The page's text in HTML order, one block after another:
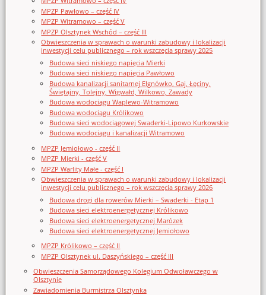
MPZP Pawłowo – część IV
MPZP Witramowo – część V
MPZP Olsztynek Wschód – część III
Obwieszczenia w sprawach o warunki zabudowy i lokalizacji
inwestycji celu publicznego – rok wszczęcia sprawy 2025
Budowa sieci niskiego napięcia Mierki
Budowa sieci niskiego napięcia Pawłowo
Budowa kanalizacji sanitarnej Elgnówko, Gaj, Łęciny,
Świętajny, Tolejny, Wigwałd, Wilkowo, Zawady
Budowa wodociągu Waplewo-Witramowo
Budowa wodociągu Królikowo
Budowa sieci wodociągowej Swaderki-Lipowo Kurkowskie
Budowa wodociągu i kanalizacji Witramowo
MPZP Jemiołowo - część II
MPZP Mierki - część V
MPZP Warlity Małe - część I
Obwieszczenia w sprawach o warunki zabudowy i lokalizacji
inwestycji celu publicznego – rok wszczęcia sprawy 2026
Budowa drogi dla rowerów Mierki – Swaderki - Etap 1
Budowa sieci elektroenergetycznej Królikowo
Budowa sieci elektroenergetycznej Marózek
Budowa sieci elektroenergetycznej Jemiołowo
MPZP Królikowo – część II
MPZP Olsztynek ul. Daszyńskiego – część III
Obwieszczenia Samorządowego Kolegium Odwoławczego w
Olsztynie
Zawiadomienia Burmistrza Olsztynka